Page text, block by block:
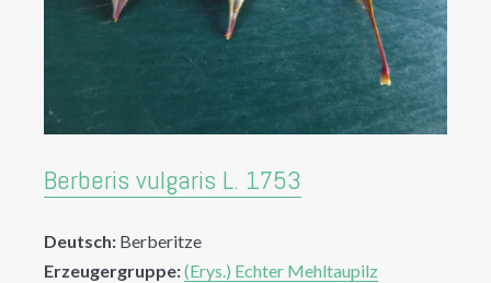
Berberis vulgaris L. 1753
Deutsch: Berberitze
Erzeugergruppe:(Erys.) Echter Mehltaupilz